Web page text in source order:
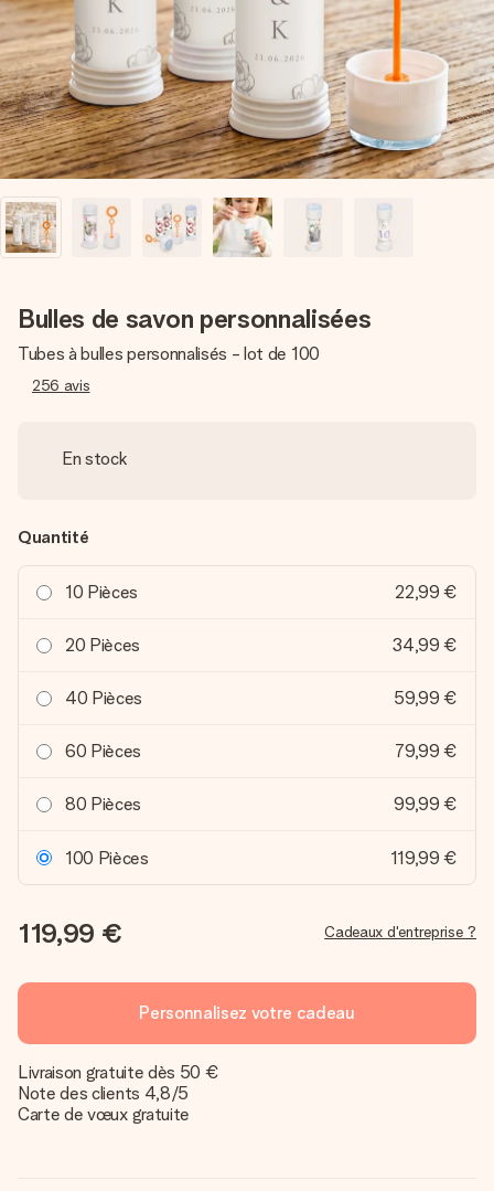
Créez quelque chose d’unique en quelques étapes – avec
son prénom, votre photo ou un message qui touche le cœur.
Sans complications, juste tout l’amour pour le moment idéal.
Bulles de savon personnalisées
Tubes à bulles personnalisés - lot de 100
256 avis
En stock
Quantité
10 Pièces 22,99 €
20 Pièces 34,99 €
40 Pièces 59,99 €
60 Pièces 79,99 €
80 Pièces 99,99 €
100 Pièces 119,99 €
119,99 € Cadeaux d'entreprise ?
Personnalisez votre cadeau
Livraison gratuite dès 50 €
Note des clients 4,8/5
Carte de vœux gratuite